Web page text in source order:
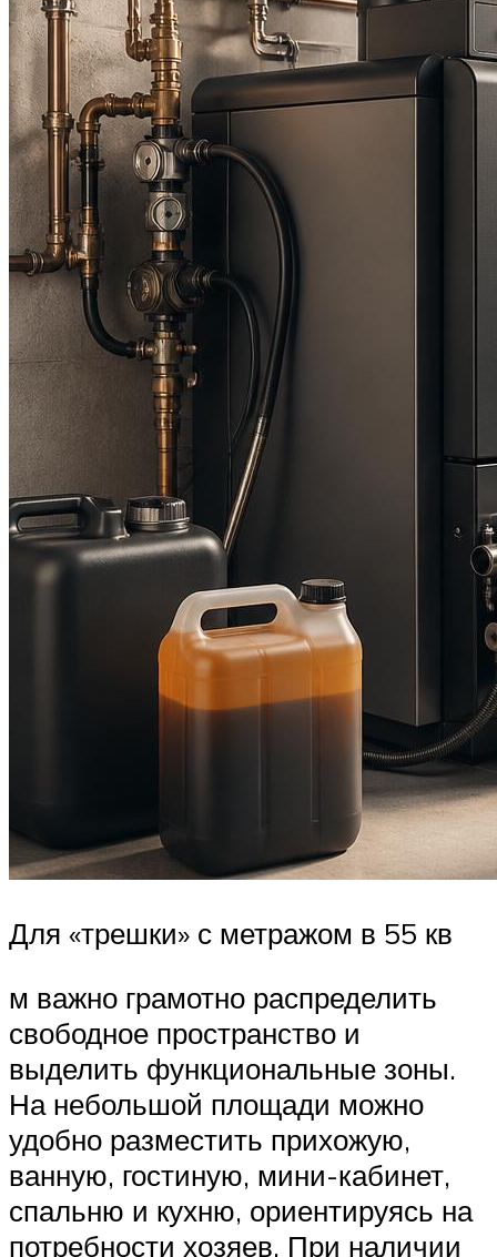
Для «трешки» с метражом в 55 кв
м важно грамотно распределить
свободное пространство и
выделить функциональные зоны.
На небольшой площади можно
удобно разместить прихожую,
ванную, гостиную, мини-кабинет,
спальню и кухню, ориентируясь на
потребности хозяев. При наличии